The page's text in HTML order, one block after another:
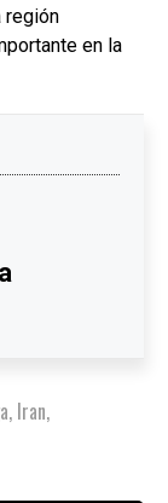
región
en la
, Iran,